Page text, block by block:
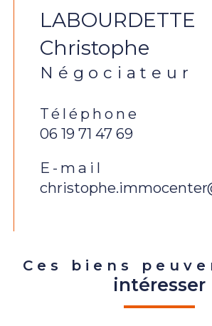
LABOURDETTE
Christophe
Négociateur
Téléphone
06 19 71 47 69
E-mail
Ces biens
intéresser